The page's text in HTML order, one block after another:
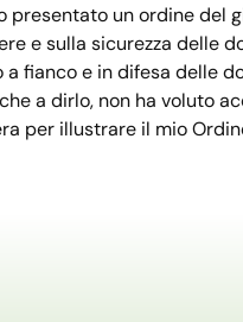
presentato un ordine del
e sulla sicurezza delle
fianco e in difesa delle
a dirlo, non ha voluto
per illustrare il mio